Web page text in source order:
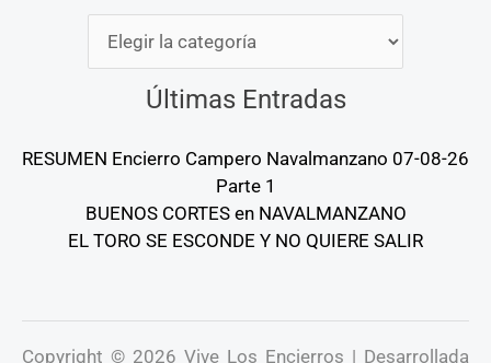
Últimas Entradas
RESUMEN Encierro Campero Navalmanzano 07-08-26
Parte 1
BUENOS CORTES en NAVALMANZANO
EL TORO SE ESCONDE Y NO QUIERE SALIR
Copyright © 2026 Vive Los Encierros | Desarrollada